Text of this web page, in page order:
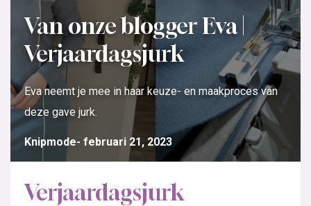
Van onze blogger Eva |
Verjaardagsjurk
Eva neemt je mee in haar keuze- en maakproces van
deze gave jurk.
Knipmode februari 21, 2023
Verjaardagsjurk